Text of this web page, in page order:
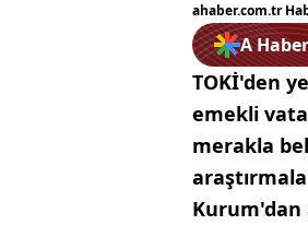
ahaber.com.tr
A
TOKİ'den
emekli
merakla
Kurum'dan